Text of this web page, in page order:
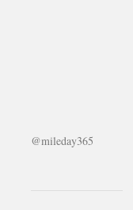
@mileday365